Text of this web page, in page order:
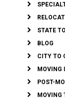
STATE
BLOG
CITY TO
MOVING
POST-
MOVING